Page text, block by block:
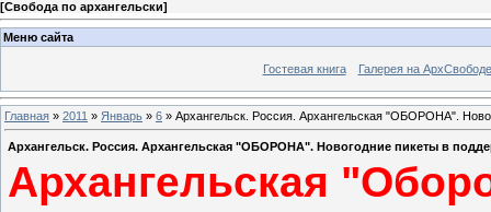
[Свобода по архангельски]
Меню сайта
Гостевая книга Галерея на АрхСвободе
Главная » 2011 » Январь » 6 » Архангельск. Россия. Архангельская "ОБОРОНА".
Архангельск. Россия. Архангельская "ОБОРОНА". Новогодние пикеты в
Архангельская